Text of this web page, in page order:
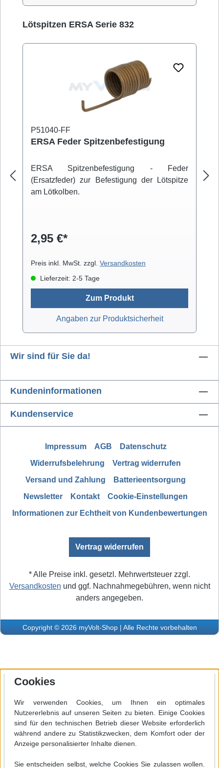
Produktgalerie überspringen
Lötspitzen ERSA Serie 832
P51040-FF
ERSA Feder Spitzenbefestigung
ERSA Spitzenbefestigung - Feder
(Ersatzfeder) zur Befestigung der Lötspitze
am Lötkolben.
2,95 €*
Preis inkl. MwSt. zzgl. Versandkosten
Lieferzeit: 2-5 Tage
Zum Produkt
Angaben zur Produktsicherheit
Wir sind für Sie da!
Kundeninformationen
Kundenservice
Impressum AGB
Datenschutz
Widerrufsbelehrung
Vertrag widerrufen
Versand und Zahlung
Batterieentsorgung
Newsletter
Kontakt
Cookie-Einstellungen
Informationen zur Echtheit von Kundenbewertungen
Vertrag widerrufen
* Alle Preise inkl. gesetzl. Mehrwertsteuer zzgl.
Versandkosten und ggf. Nachnahmegebühren, wenn nicht
anders angegeben.
Copyright © 2026 myVolt-Shop | Alle Rechte vorbehalten
Cookies
Wir verwenden Cookies, um Ihnen ein optimales
Nutzererlebnis auf unseren Seiten zu bieten. Einige Cookies
sind für den technischen Betrieb dieser Website erforderlich
während andere zu Statistikzwecken, dem Komfort oder der
Anzeige personalisierter Inhalte dienen.
Sie entscheiden selbst, welche Cookies Sie zulassen wollen.